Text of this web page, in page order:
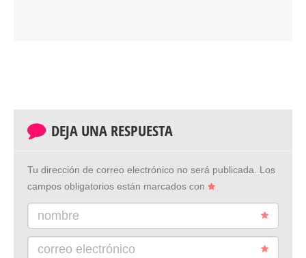
DEJA UNA RESPUESTA
Tu dirección de correo electrónico no será publicada.
Los
campos obligatorios están marcados con
nombre
correo electrónico